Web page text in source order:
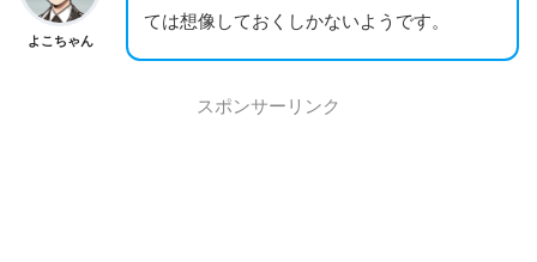
よこちゃん
ては想像しておくしかないようです。
スポンサーリンク